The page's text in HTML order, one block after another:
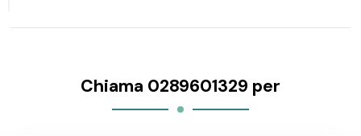
Chiama 0289601329 per